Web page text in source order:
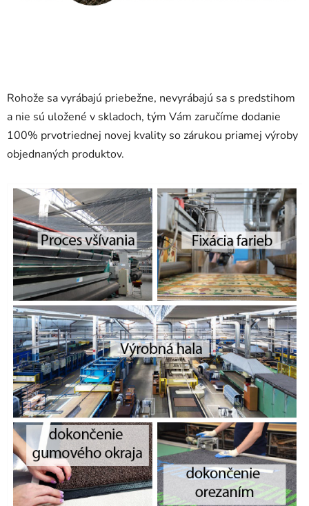
Rohože sa vyrábajú priebežne, nevyrábajú sa s predstihom
a nie sú uložené v skladoch, tým Vám zaručíme dodanie
100% prvotriednej novej kvality so zárukou priamej výroby
objednaných produktov.